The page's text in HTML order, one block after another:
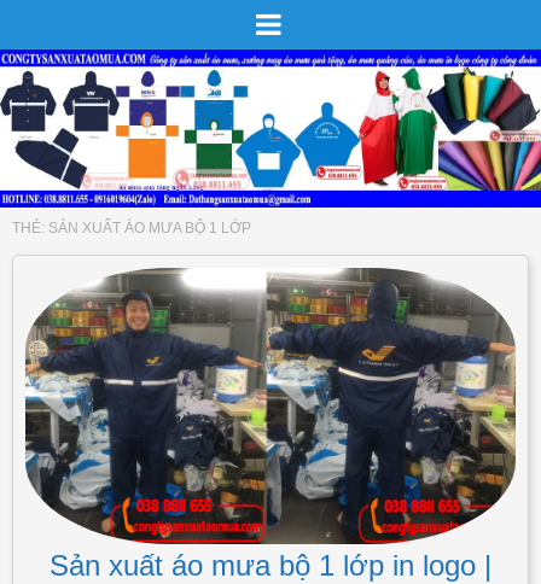
THẺ: SẢN XUẤT ÁO MƯA BỘ 1 LỚP
Sản xuất áo mưa bộ 1 lớp in logo |